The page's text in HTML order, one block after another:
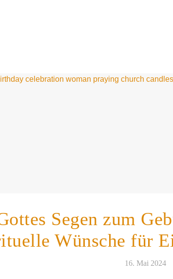
Segen zum
Wünsche für
16. Mai 2024